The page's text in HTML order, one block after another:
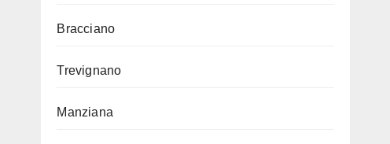
Bracciano
Trevignano
Manziana